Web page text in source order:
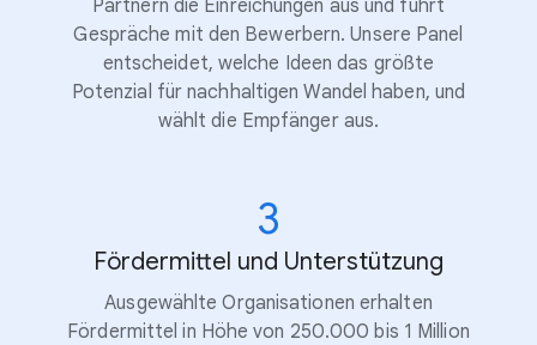
Partnern die Einreichungen aus und führt
Gespräche mit den Bewerbern. Unsere Panel
entscheidet, welche Ideen das größte
Potenzial für nachhaltigen Wandel haben, und
wählt die Empfänger aus.
3
Fördermittel und Unterstützung
Ausgewählte Organisationen erhalten
Fördermittel in Höhe von 250.000 bis 1 Million